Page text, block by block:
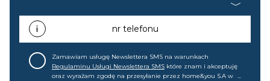
promocjach, wyprzedażach). Wiem, że mogę tę zgodę w
każdej chwili cofnąć.nr telefonu
Zamawiam usługę Newslettera SMS na warunkach
Regulaminu Usługi Newslettera SMS które znam i akceptuję
oraz wyrażam zgodę na przesyłanie przez home&you S.A w